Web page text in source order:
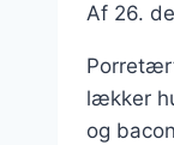
Af 26.
lækker
og